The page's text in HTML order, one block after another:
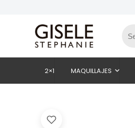
2×1 MAQUILLAJES